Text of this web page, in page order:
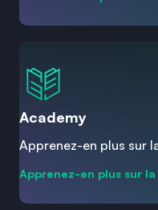
Academy
Apprenez-en plus sur
Apprenez-en plus sur